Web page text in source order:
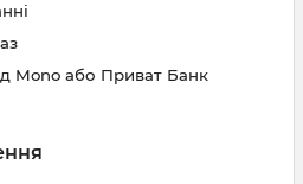
Mono або Приват Банк